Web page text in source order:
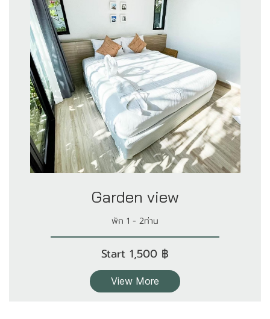
Garden view
พัก 1 - 2ท่าน
Start 1,500 ฿
View More